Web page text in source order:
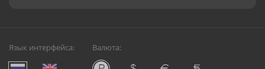
Язык интерфейса: Валюта: